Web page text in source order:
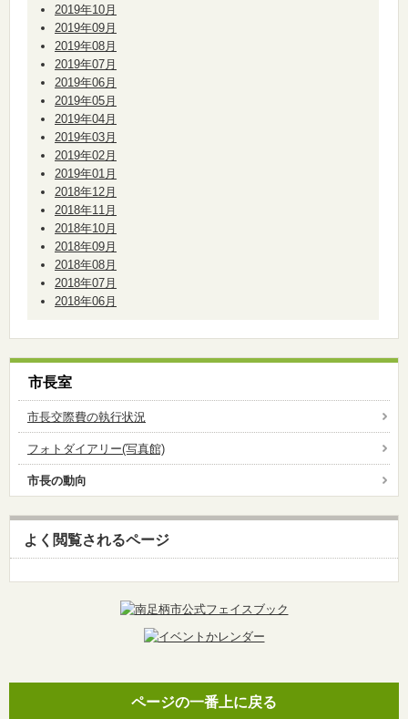
2019年10月
2019年09月
2019年08月
2019年07月
2019年06月
2019年05月
2019年04月
2019年03月
2019年02月
2019年01月
2018年12月
2018年11月
2018年10月
2018年09月
2018年08月
2018年07月
2018年06月
市長室
市長交際費の執行状況
フォトダイアリー(写真館)
市長の動向
よく閲覧されるページ
ページの一番上に戻る